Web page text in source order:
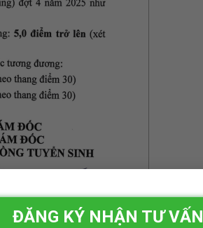
ĐĂNG KÝ NHẬN TƯ VẤN